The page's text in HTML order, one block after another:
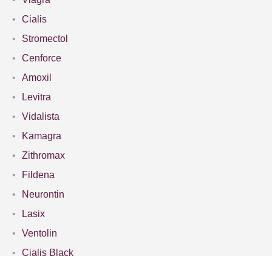
Cialis
Stromectol
Cenforce
Amoxil
Levitra
Vidalista
Kamagra
Zithromax
Fildena
Neurontin
Lasix
Ventolin
Cialis Black